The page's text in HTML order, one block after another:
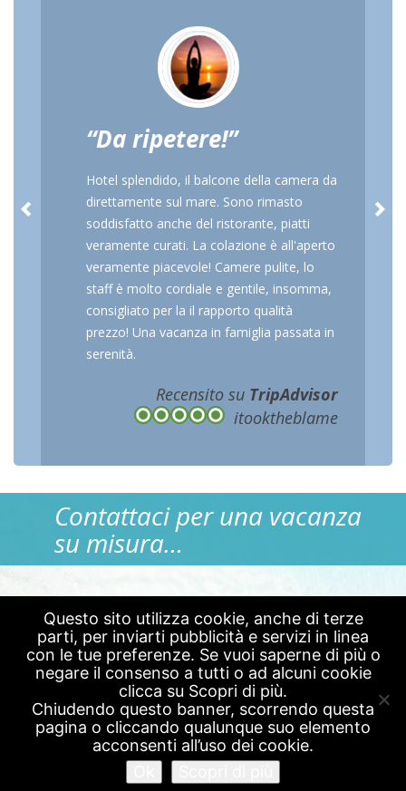
Da ripetere!
Hotel splendido, il balcone della camera da
direttamente sul mare. Sono rimasto
soddisfatto anche del ristorante, piatti
veramente curati. La colazione è all'aperto
veramente piacevole! Camere pulite, lo
staff è molto cordiale e gentile, insomma,
consigliato per la il rapporto qualità
prezzo! Una vacanza in famiglia passata in
serenità.
Recensito su TripAdvisor
itooktheblame
Contattaci per una vacanza
su misura…
©Diplomatic Bellaria -Via Pinzon,
248 47814 Bellaria-Igea Marina RN- Tel:
+39 0541 330254-info@diplomaticbellaria.com-
P.Iva02152690406
Questo sito utilizza cookie, anche di terze
parti, per inviarti pubblicità e servizi in linea
con le tue preferenze. Se vuoi saperne di più o
negare il consenso a tutti o ad alcuni cookie
clicca su Scopri di più.
Chiudendo questo banner, scorrendo questa
pagina o cliccando qualunque suo elemento
acconsenti all’uso dei cookie.